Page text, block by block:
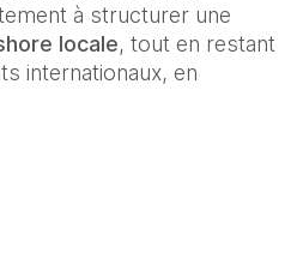
locale, tout en restant
internationaux, en